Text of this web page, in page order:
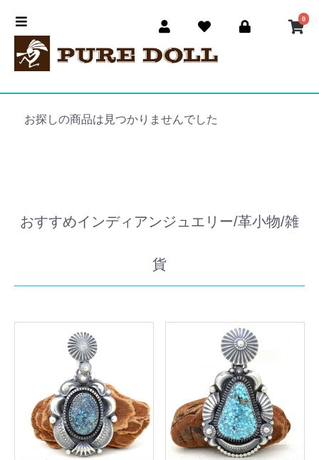
0
お探しの商品は見つかりませんでした
おすすめインディアンジュエリー/革小物/雑
貨